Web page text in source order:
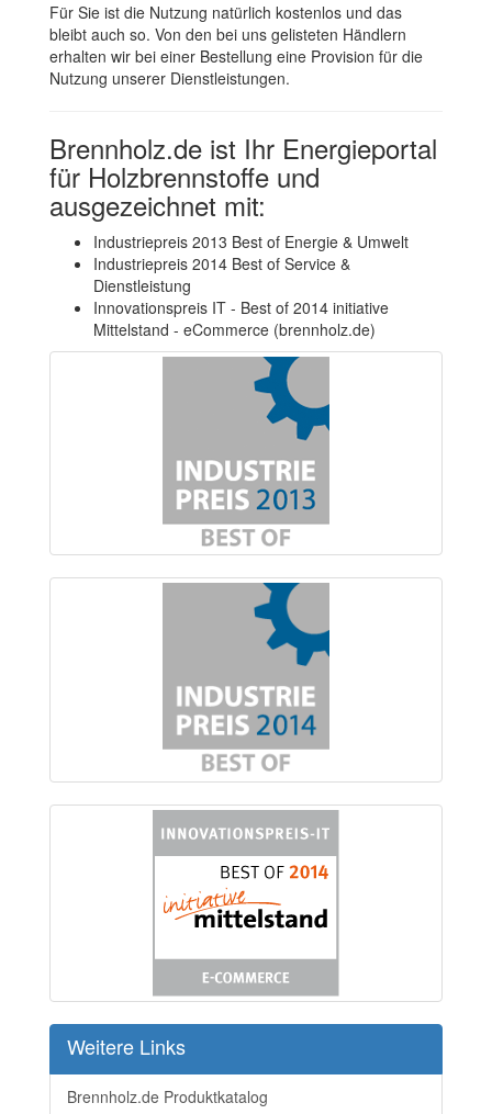
Für Sie ist die Nutzung natürlich kostenlos und das
bleibt auch so. Von den bei uns gelisteten Händlern
erhalten wir bei einer Bestellung eine Provision für die
Nutzung unserer Dienstleistungen.
Brennholz.de ist Ihr Energieportal
für Holzbrennstoffe und
ausgezeichnet mit:
Industriepreis 2013 Best of Energie & Umwelt
Industriepreis 2014 Best of Service &
Dienstleistung
Innovationspreis IT - Best of 2014 initiative
Mittelstand - eCommerce (brennholz.de)
Weitere Links
Brennholz.de Produktkatalog